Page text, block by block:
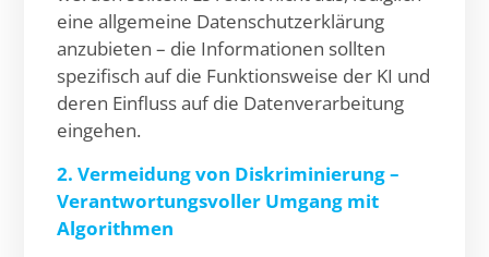
eine allgemeine Datenschutzerklärung
anzubieten – die Informationen sollten
spezifisch auf die Funktionsweise der KI und
deren Einfluss auf die Datenverarbeitung
eingehen.
2. Vermeidung von Diskriminierung –
Verantwortungsvoller Umgang mit
Algorithmen